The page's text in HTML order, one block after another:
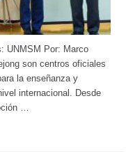
UNMSM Por: Marco
son centros oficiales
la enseñanza y
internacional. Desde
…